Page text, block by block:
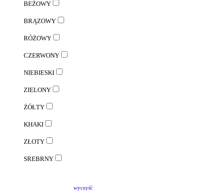
BEŻOWY
BRĄZOWY
RÓŻOWY
CZERWONY
NIEBIESKI
ZIELONY
ŻÓŁTY
KHAKI
ZŁOTY
SREBRNY
wyczyść